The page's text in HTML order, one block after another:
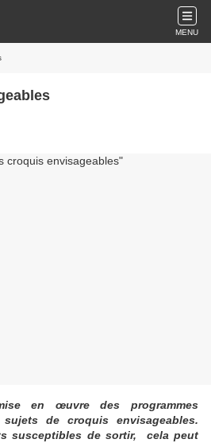
MENU
en œuvre des programmes
de croquis envisageables.
susceptibles de sortir, cela peut